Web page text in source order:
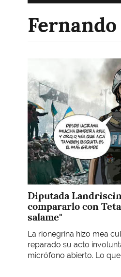
Diputada
compararlo con
salame"
La rionegrina hizo mea
reparado su acto
micrófono abierto. Lo